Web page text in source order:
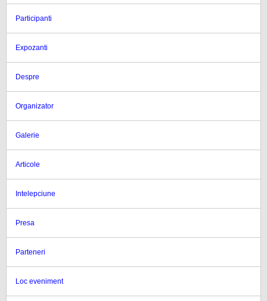
Participanti
Expozanti
Despre
Organizator
Galerie
Articole
Intelepciune
Presa
Parteneri
Loc eveniment